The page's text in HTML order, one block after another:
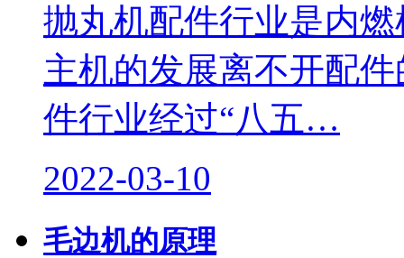
抛丸机配件行业是内
主机的发展离不开配
件行业经过“八五…
2022-03-10
毛边机的原理